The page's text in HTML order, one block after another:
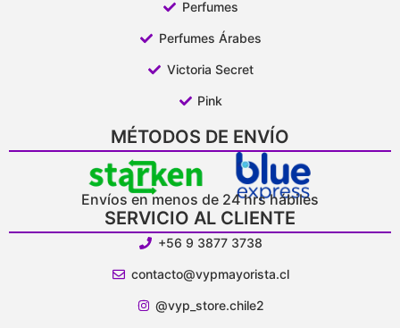
Perfumes
Perfumes Árabes
Victoria Secret
Pink
MÉTODOS DE ENVÍO
Envíos en menos de 24 hrs hábiles
SERVICIO AL CLIENTE
+56 9 3877 3738
contacto@vypmayorista.cl
@vyp_store.chile2